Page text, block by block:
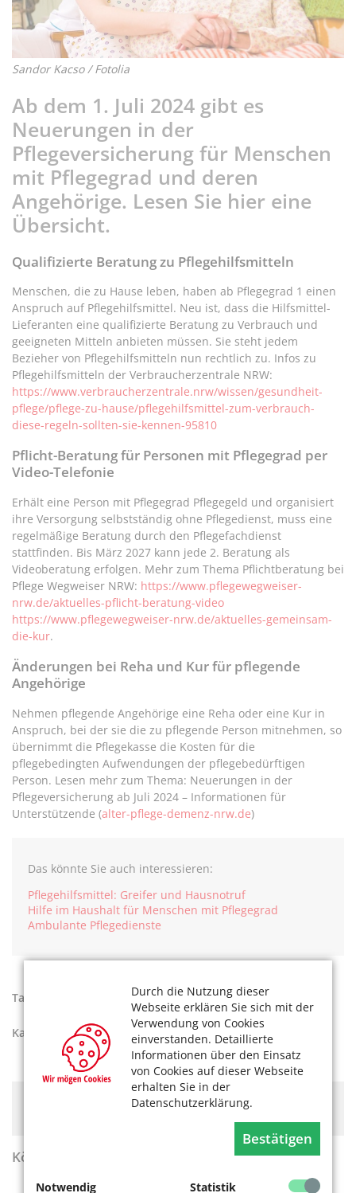
Durch die Nutzung dieser
Webseite erklären Sie sich mit der
Verwendung von Cookies
einverstanden. Detaillierte
Informationen über den Einsatz
von Cookies auf dieser Webseite
erhalten Sie in der
Datenschutzerklärung.
Bestätigen
Notwendig Statistik
Sandor Kacso / Fotolia
Ab dem 1. Juli 2024 gibt es
Neuerungen in der
Pflegeversicherung für Menschen
mit Pflegegrad und deren
Angehörige. Lesen Sie hier eine
Übersicht.
Qualifizierte Beratung zu Pflegehilfsmitteln
Menschen, die zu Hause leben, haben ab Pflegegrad 1 einen
Anspruch auf Pflegehilfsmittel. Neu ist, dass die Hilfsmittel-
Lieferanten eine qualifizierte Beratung zu Verbrauch und
geeigneten Mitteln anbieten müssen. Sie steht jedem
Bezieher von Pflegehilfsmitteln nun rechtlich zu. Infos zu
Pflegehilfsmitteln der Verbraucherzentrale NRW:
https://www.verbraucherzentrale.nrw/wissen/gesundheit-
pflege/pflege-zu-hause/pflegehilfsmittel-zum-verbrauch-
diese-regeln-sollten-sie-kennen-95810
Pflicht-Beratung für Personen mit Pflegegrad per
Video-Telefonie
Erhält eine Person mit Pflegegrad Pflegegeld und organisiert
ihre Versorgung selbstständig ohne Pflegedienst, muss eine
regelmäßige Beratung durch den Pflegefachdienst
stattfinden. Bis März 2027 kann jede 2. Beratung als
Videoberatung erfolgen. Mehr zum Thema Pflichtberatung bei
Pflege Wegweiser NRW: https://www.pflegewegweiser-
nrw.de/aktuelles-pflicht-beratung-video
https://www.pflegewegweiser-nrw.de/aktuelles-gemeinsam-
die-kur.
Änderungen bei Reha und Kur für pflegende
Angehörige
Nehmen pflegende Angehörige eine Reha oder eine Kur in
Anspruch, bei der sie die zu pflegende Person mitnehmen, so
übernimmt die Pflegekasse die Kosten für die
pflegebedingten Aufwendungen der pflegebedürftigen
Person. Lesen mehr zum Thema: Neuerungen in der
Pflegeversicherung ab Juli 2024 – Informationen für
Unterstützende (alter-pflege-demenz-nrw.de)
Das könnte Sie auch interessieren:
Pflegehilfsmittel: Greifer und Hausnotruf
Hilfe im Haushalt für Menschen mit Pflegegrad
Ambulante Pflegedienste
Tags: Pflegegrad , Pflegeversicherung
Kategorien: Gesund leben , Pflege , Recht
Hier könnte Werbung stehen, mit der wir uns
KölnerLeben Sommer 2026